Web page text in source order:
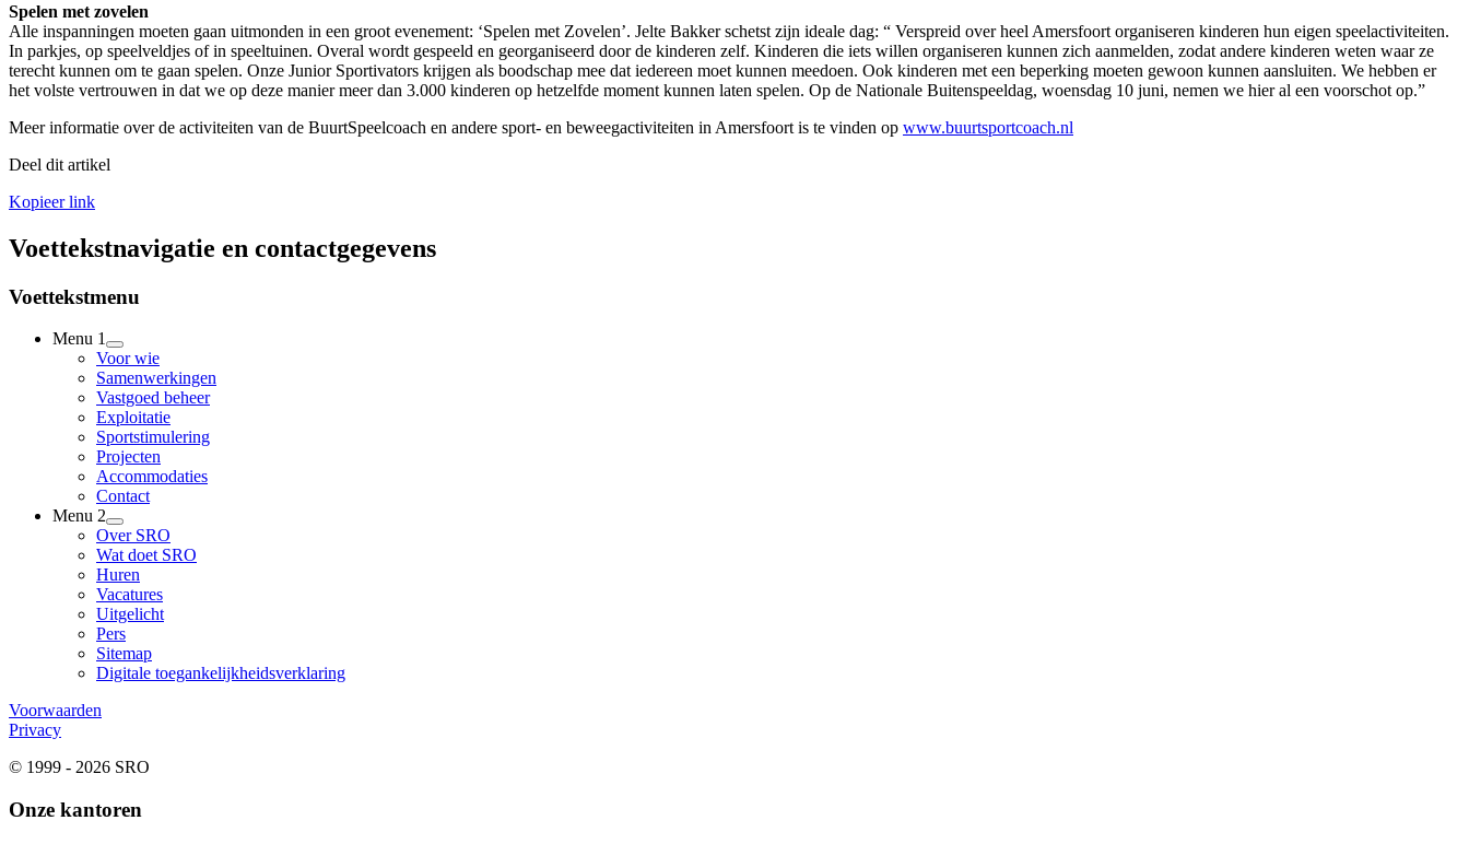
Spelen met zovelen
Alle inspanningen moeten gaan uitmonden in een groot evenement: ‘Spelen met Zovelen’. Jelte Bakker schetst zijn ideale dag: “ Verspreid over heel Amersfoort organiseren kinderen hun eigen speelactiviteiten.
In parkjes, op speelveldjes of in speeltuinen. Overal wordt gespeeld en georganiseerd door de kinderen zelf. Kinderen die iets willen organiseren kunnen zich aanmelden, zodat andere kinderen weten waar ze
terecht kunnen om te gaan spelen. Onze Junior Sportivators krijgen als boodschap mee dat iedereen moet kunnen meedoen. Ook kinderen met een beperking moeten gewoon kunnen aansluiten. We hebben er
het volste vertrouwen in dat we op deze manier meer dan 3.000 kinderen op hetzelfde moment kunnen laten spelen. Op de Nationale Buitenspeeldag, woensdag 10 juni, nemen we hier al een voorschot op.”
Meer informatie over de activiteiten van de BuurtSpeelcoach en andere sport- en beweegactiviteiten in Amersfoort is te vinden op www.buurtsportcoach.nl
Deel dit artikel
Kopieer link
Voettekstnavigatie en contactgegevens
Voettekstmenu
Menu 1
Voor wie
Samenwerkingen
Vastgoed beheer
Exploitatie
Sportstimulering
Projecten
Accommodaties
Contact
Menu 2
Over SRO
Wat doet SRO
Huren
Vacatures
Uitgelicht
Pers
Sitemap
Digitale toegankelijkheidsverklaring
Voorwaarden
Privacy
© 1999 - 2026 SRO
Onze kantoren